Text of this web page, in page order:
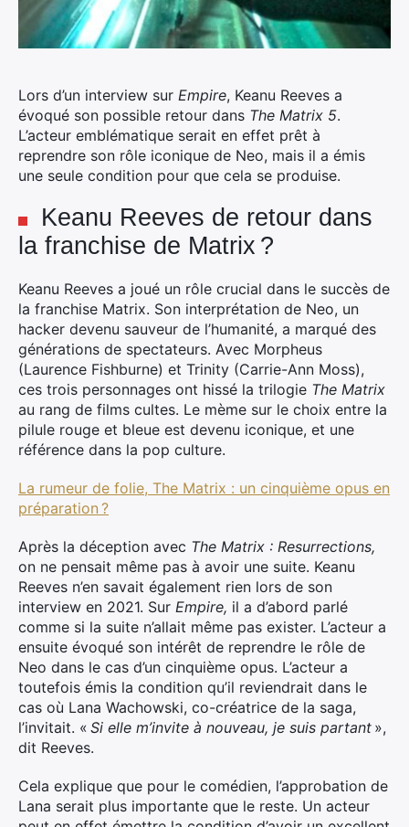
Lors d’un interview sur Empire, Keanu Reeves a
évoqué son possible retour dans The Matrix 5.
L’acteur emblématique serait en effet prêt à
reprendre son rôle iconique de Neo, mais il a émis
une seule condition pour que cela se produise.
Keanu Reeves de retour dans
la franchise de Matrix ?
Keanu Reeves a joué un rôle crucial dans le succès de
la franchise Matrix. Son interprétation de Neo, un
hacker devenu sauveur de l’humanité, a marqué des
générations de spectateurs. Avec Morpheus
(Laurence Fishburne) et Trinity (Carrie-Ann Moss),
ces trois personnages ont hissé la trilogie The Matrix
au rang de films cultes. Le mème sur le choix entre la
pilule rouge et bleue est devenu iconique, et une
référence dans la pop culture.
La rumeur de folie, The Matrix : un cinquième opus en
préparation ?
Après la déception avec The Matrix : Resurrections,
on ne pensait même pas à avoir une suite. Keanu
Reeves n’en savait également rien lors de son
interview en 2021. Sur Empire, il a d’abord parlé
comme si la suite n’allait même pas exister. L’acteur a
ensuite évoqué son intérêt de reprendre le rôle de
Neo dans le cas d’un cinquième opus. L’acteur a
toutefois émis la condition qu’il reviendrait dans le
cas où Lana Wachowski, co-créatrice de la saga,
l’invitait. « Si elle m’invite à nouveau, je suis partant »,
dit Reeves.
Cela explique que pour le comédien, l’approbation de
Lana serait plus importante que le reste. Un acteur
×